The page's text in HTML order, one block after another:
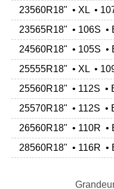
23560R18" • XL •
23565R18" • 106S •
24560R18" • 105S •
25555R18" • XL •
25560R18" • 112S •
25570R18" • 112S •
26560R18" • 110R •
28560R18" • 116R •